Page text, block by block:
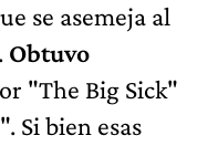
se asemeja al
Obtuvo
"The Big Sick"
Si bien esas